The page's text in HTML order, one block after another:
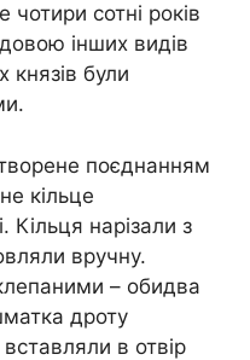
чотири сотні років
інших видів
князів були
поєднанням
кільце
Кільця нарізали з
вручну.
– обидва
дроту
в отвір